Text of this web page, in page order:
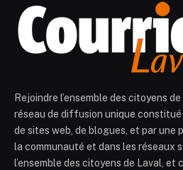
Rejoindre l’ensemble des citoyens
réseau de diffusion unique constitué
de sites web, de blogues, et par une
la communauté et dans les réseaux
l’ensemble des citoyens de Laval, et